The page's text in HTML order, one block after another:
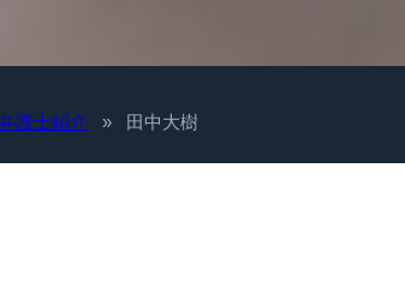
護士紹介 » 田中大樹